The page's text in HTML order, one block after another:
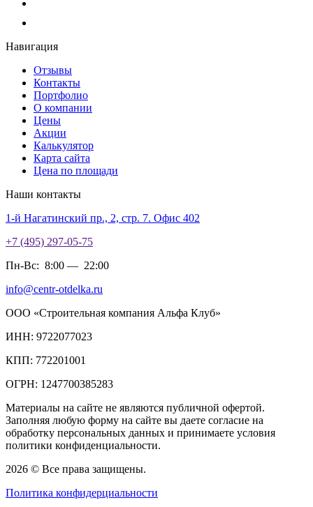
Навигация
Отзывы
Контакты
Портфолио
О компании
Цены
Акции
Калькулятор
Карта сайта
Цена по площади
Наши контакты
1-й Нагатинский пр., 2, стр. 7. Офис 402
+7 (495) 297-05-75
Пн-Вс: 8:00 — 22:00
info@centr-otdelka.ru
ООО «Строительная компания Альфа Клуб»
ИНН: 9722077023
КПП: 772201001
ОГРН: 1247700385283
Материалы на сайте не являются публичной офертой.
Заполняя любую форму на сайте вы даете согласие на
обработку персональных данных и принимаете условия
политики конфиденциальности.
2026 © Все права защищены.
Политика конфидерциальности